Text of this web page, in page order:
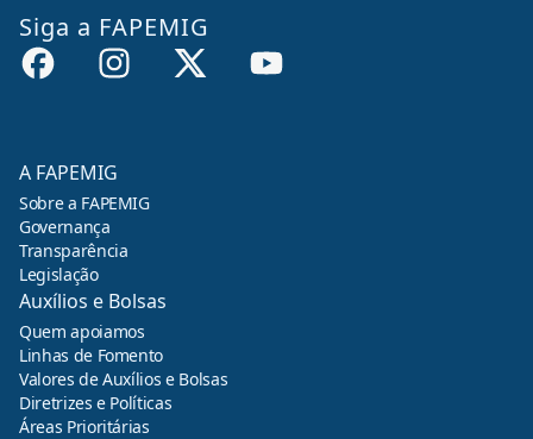
Siga a FAPEMIG
A FAPEMIG
Sobre a FAPEMIG
Governança
Transparência
Legislação
Auxílios e Bolsas
Quem apoiamos
Linhas de Fomento
Valores de Auxílios e Bolsas
Diretrizes e Políticas
Áreas Prioritárias